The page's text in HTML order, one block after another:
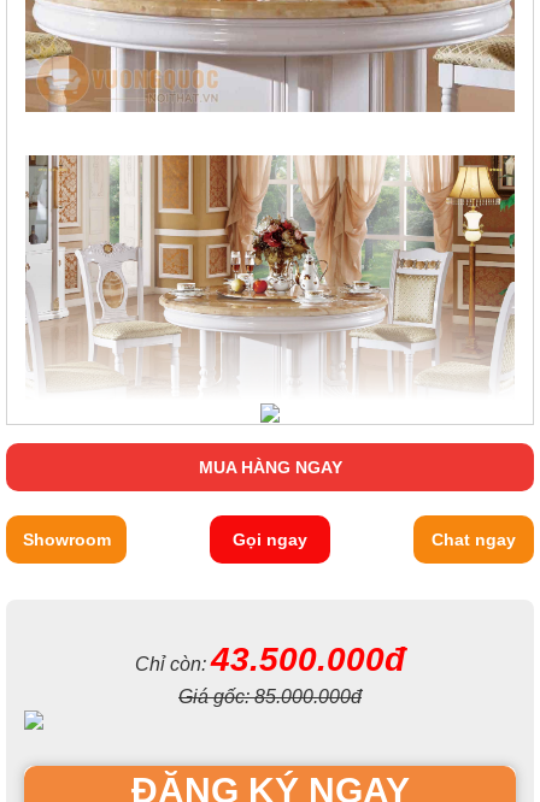
MUA HÀNG NGAY
Showroom Gọi ngay Chat ngay
Chỉ còn:43.500.000đ
Giá gốc:85.000.000đ
ĐĂNG KÝ NGAY